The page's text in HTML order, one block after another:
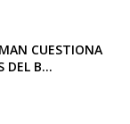
CUESTIONA
DEL B...